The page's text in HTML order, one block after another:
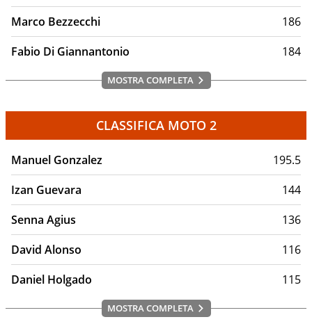
Marco Bezzecchi
186
Fabio Di Giannantonio
184
MOSTRA COMPLETA
CLASSIFICA MOTO 2
Manuel Gonzalez
195.5
Izan Guevara
144
Senna Agius
136
David Alonso
116
Daniel Holgado
115
MOSTRA COMPLETA